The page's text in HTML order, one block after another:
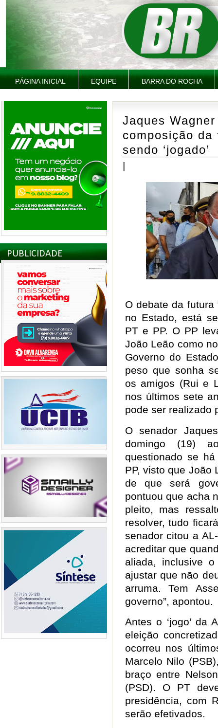
PÁGINA INICIAL EQUIPE BARRA DO ROCHA
PUBLICIDADE
Jaques
composição
sendo ‘jogado’
|
O debate da
no Estado, está
PT e PP. O PP
João Leão como
Governo do
peso que sonha
os amigos (Rui e
nos últimos sete
pode ser
O senador
domingo (19)
questionado se
PP, visto que João
de que será
pontuou que acha
pleito, mas
resolver, tudo
senador citou a
acreditar que
aliada, inclusive
ajustar que não
arruma. Tem
governo”,
Antes o ‘jogo’ da
eleição
ocorreu nos
Marcelo Nilo
braço entre
(PSD). O PT
presidência, com
serão efetivados.